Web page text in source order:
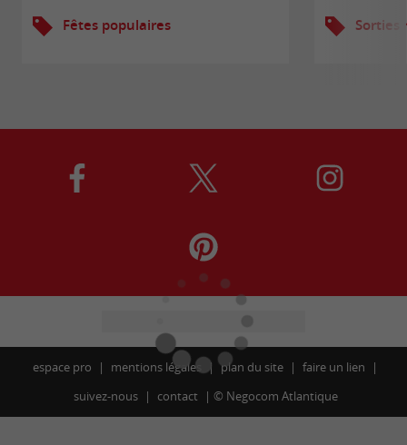
Fêtes populaires Sorties
espace pro mentions légales plan du site
faire un lien
suivez-nous
contact © Negocom Atlantique